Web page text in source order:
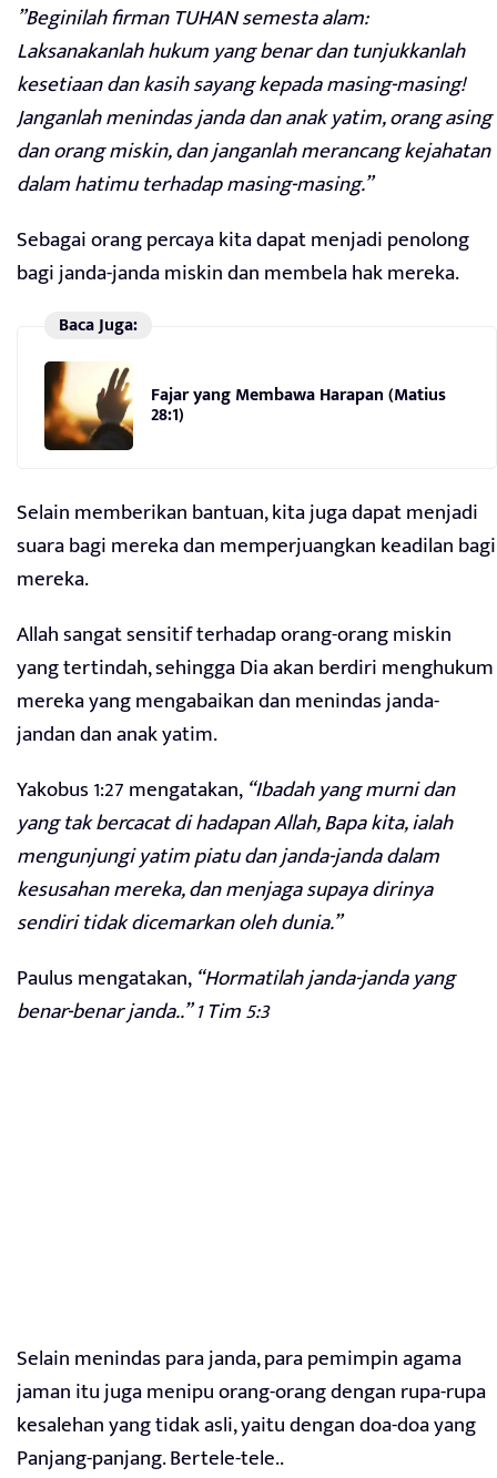
”Beginilah firman TUHAN semesta alam:
Laksanakanlah hukum yang benar dan tunjukkanlah
kesetiaan dan kasih sayang kepada masing-masing!
Janganlah menindas janda dan anak yatim, orang asing
dan orang miskin, dan janganlah merancang kejahatan
dalam hatimu terhadap masing-masing.”
Sebagai orang percaya kita dapat menjadi penolong
bagi janda-janda miskin dan membela hak mereka.
Baca Juga:
Fajar yang Membawa Harapan (Matius
28:1)
Selain memberikan bantuan, kita juga dapat menjadi
suara bagi mereka dan memperjuangkan keadilan bagi
mereka.
Allah sangat sensitif terhadap orang-orang miskin
yang tertindah, sehingga Dia akan berdiri menghukum
mereka yang mengabaikan dan menindas janda-
jandan dan anak yatim.
Yakobus 1:27 mengatakan,“Ibadah yang murni dan
yang tak bercacat di hadapan Allah, Bapa kita, ialah
mengunjungi yatim piatu dan janda-janda dalam
kesusahan mereka, dan menjaga supaya dirinya
sendiri tidak dicemarkan oleh dunia.”
Paulus mengatakan,“Hormatilah janda-janda yang
benar-benar janda..” 1 Tim 5:3
Selain menindas para janda, para pemimpin agama
jaman itu juga menipu orang-orang dengan rupa-rupa
kesalehan yang tidak asli, yaitu dengan doa-doa yang
Panjang-panjang. Bertele-tele..